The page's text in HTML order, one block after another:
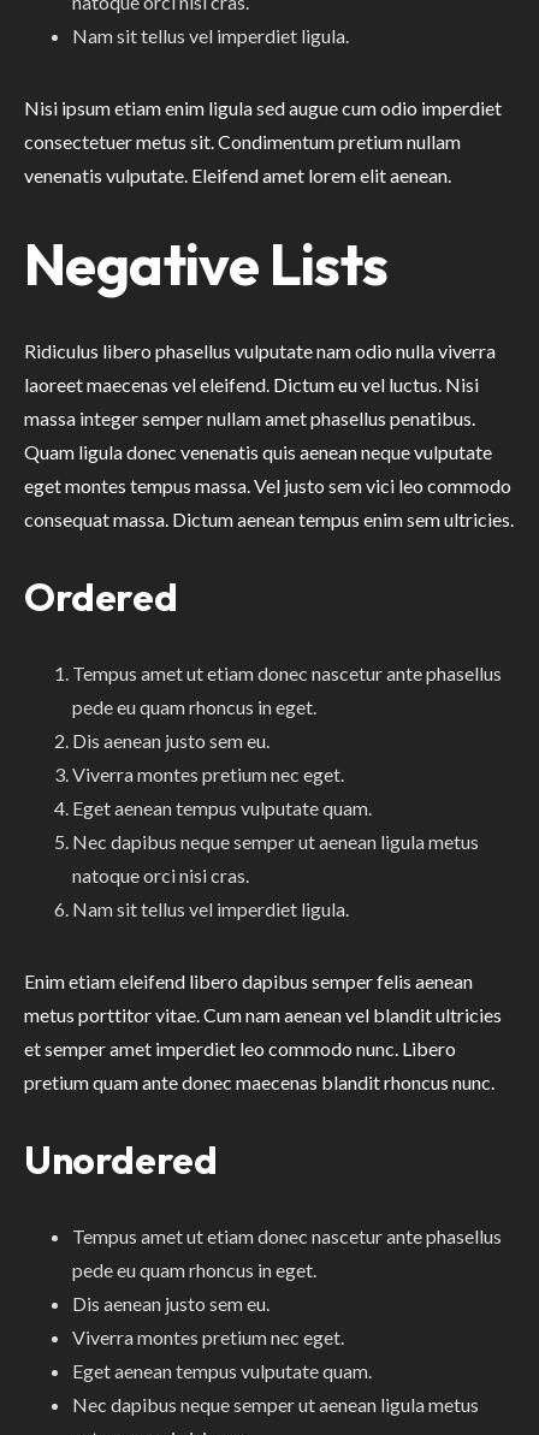
Nam sit tellus vel imperdiet ligula.
Nisi ipsum etiam enim ligula sed augue cum odio imperdiet
consectetuer metus sit. Condimentum pretium nullam
venenatis vulputate. Eleifend amet lorem elit aenean.
Negative Lists
Ridiculus libero phasellus vulputate nam odio nulla viverra
laoreet maecenas vel eleifend. Dictum eu vel luctus. Nisi
massa integer semper nullam amet phasellus penatibus.
Quam ligula donec venenatis quis aenean neque vulputate
eget montes tempus massa. Vel justo sem vici leo commodo
consequat massa. Dictum aenean tempus enim sem ultricies.
Ordered
Tempus amet ut etiam donec nascetur ante phasellus
pede eu quam rhoncus in eget.
Dis aenean justo sem eu.
Viverra montes pretium nec eget.
Eget aenean tempus vulputate quam.
Nec dapibus neque semper ut aenean ligula metus
natoque orci nisi cras.
Nam sit tellus vel imperdiet ligula.
Enim etiam eleifend libero dapibus semper felis aenean
metus porttitor vitae. Cum nam aenean vel blandit ultricies
et semper amet imperdiet leo commodo nunc. Libero
pretium quam ante donec maecenas blandit rhoncus nunc.
Unordered
Tempus amet ut etiam donec nascetur ante phasellus
pede eu quam rhoncus in eget.
Dis aenean justo sem eu.
Viverra montes pretium nec eget.
Eget aenean tempus vulputate quam.
Nec dapibus neque semper ut aenean ligula metus